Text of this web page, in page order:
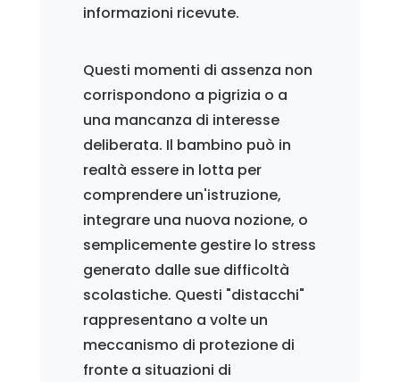
informazioni ricevute.
Questi momenti di assenza non
corrispondono a pigrizia o a
una mancanza di interesse
deliberata. Il bambino può in
realtà essere in lotta per
comprendere un'istruzione,
integrare una nuova nozione, o
semplicemente gestire lo stress
generato dalle sue difficoltà
scolastiche. Questi "distacchi"
rappresentano a volte un
meccanismo di protezione di
fronte a situazioni di